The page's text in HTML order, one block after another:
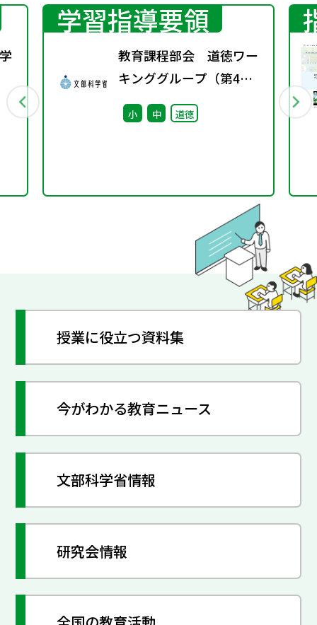
学習指導要領
教育課程部会 道徳ワー
キンググループ（第4
回） 配付資料
小 中 道徳
授業に役立つ資料集
今がわかる教育ニュース
文部科学省情報
研究会情報